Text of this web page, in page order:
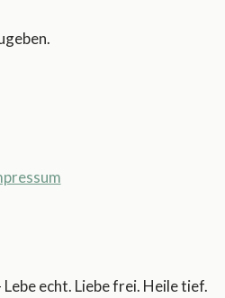
echt. Liebe frei. Heile tief.